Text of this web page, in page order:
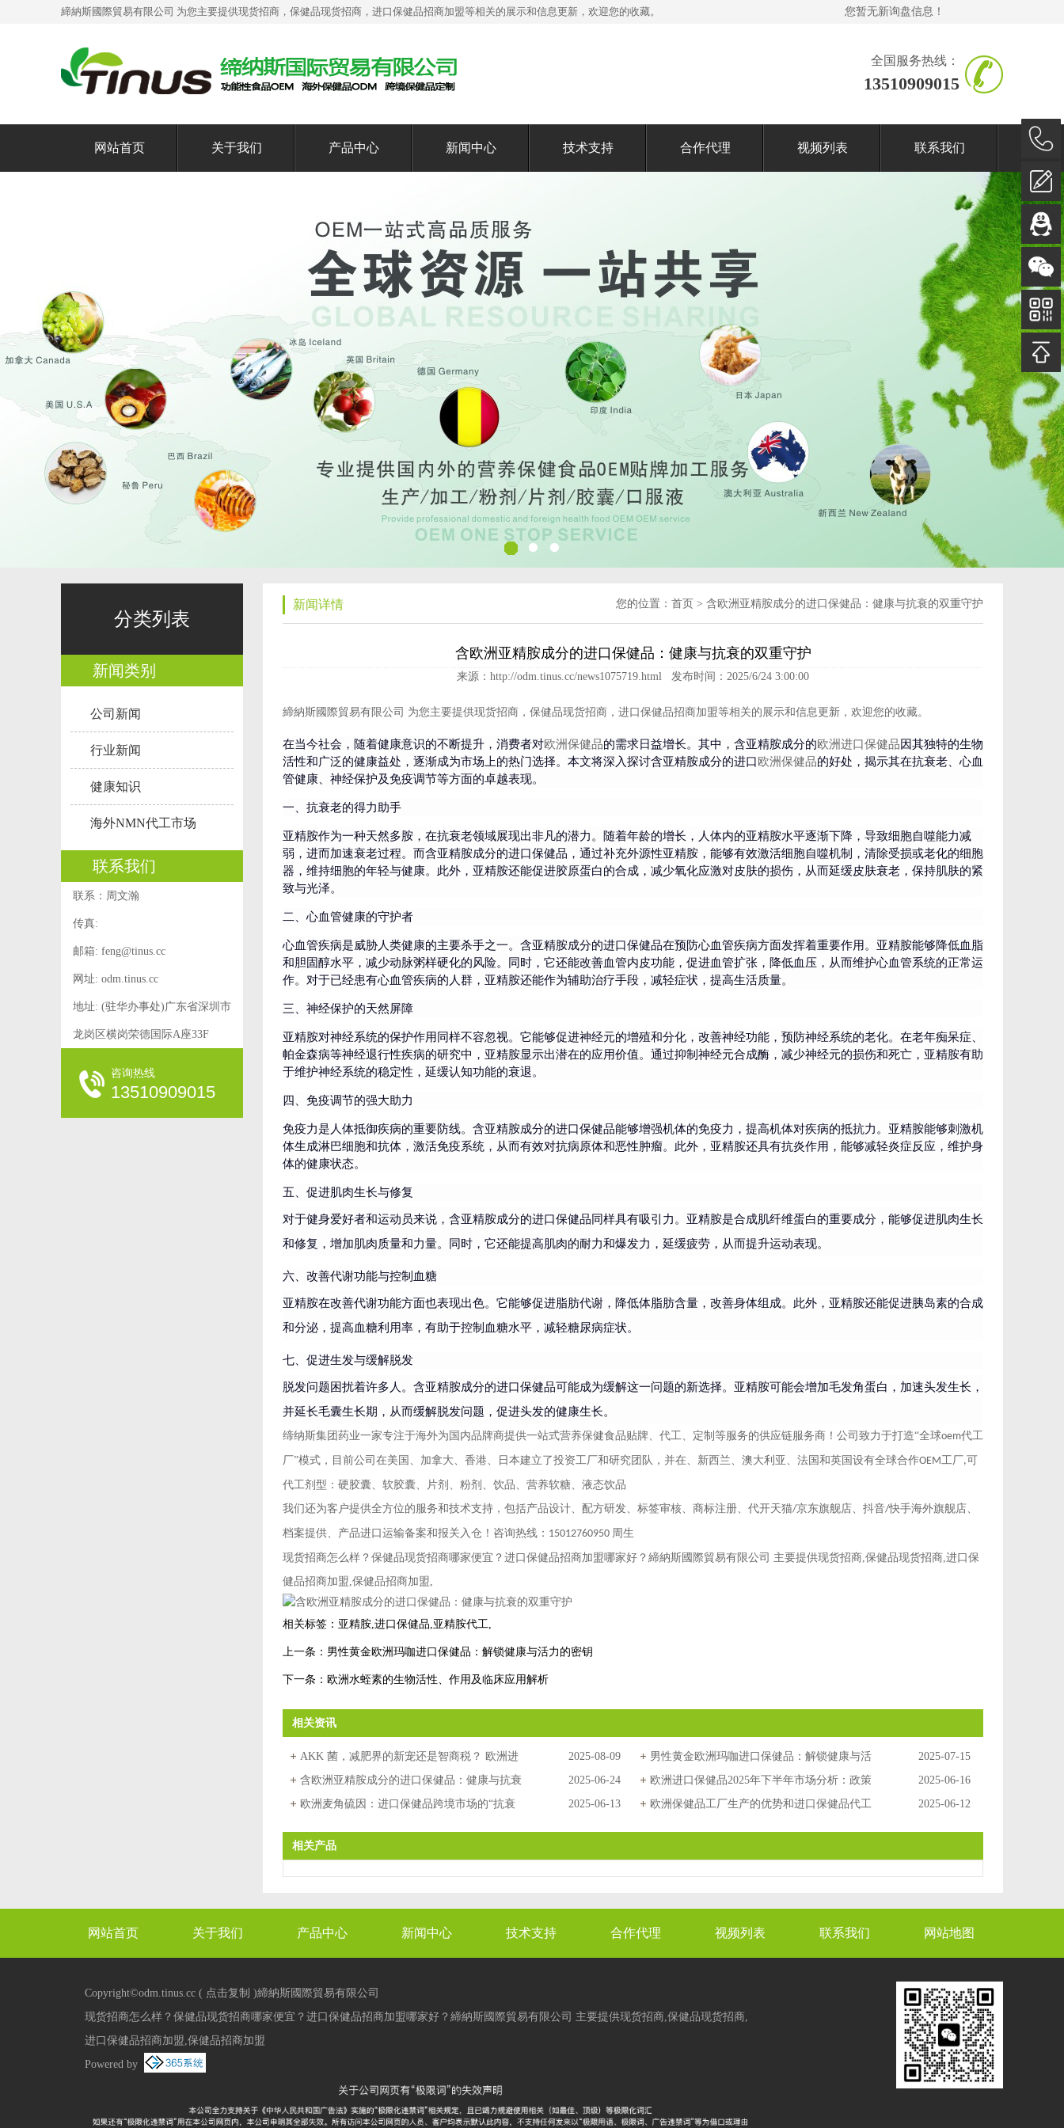
締納斯國際貿易有限公司 为您主要提供现货招商 ，保健品现货招商，进口保健品招商加盟等相关的展示和信息更新，欢迎您的收藏。 您暂无新询盘信息！
全国服务热线：
13510909015
网站首页 关于我们 产品中心 新闻中心 技术支持 合作代理 视频列表 联系我们
分类列表
新闻类别
公司新闻
行业新闻
健康知识
海外NMN代工市场
联系我们
联系：周文瀚
传真:
邮箱: feng@tinus.cc
网址: odm.tinus.cc
地址: (驻华办事处)广东省深圳市
龙岗区横岗荣德国际A座33F
咨询热线
13510909015
新闻详情 您的位置： 首页 > 含欧洲亚精胺成分的进口保健品：健康与抗衰的双重守护
含欧洲亚精胺成分的进口保健品：健康与抗衰的双重守护
来源：http://odm.tinus.cc/news1075719.html 发布时间：2025/6/24 3:00:00
締納斯國際貿易有限公司 为您主要提供现货招商 ，保健品现货招商，进口保健品招商加盟等相关的展示和信息更新，欢迎您的收藏。
在当今社会，随着健康意识的不断提升，消费者对欧洲保健品的需求日益增长。其中，含亚精胺成分的欧洲进口保健品因其独特的生物
活性和广泛的健康益处，逐渐成为市场上的热门选择。本文将深入探讨含亚精胺成分的进口 欧洲保健品的好处，揭示其在抗衰老、心血
管健康、神经保护及免疫调节等方面的卓越表现。
一、抗衰老的得力助手
亚精胺作为一种天然多胺，在抗衰老领域展现出非凡的潜力。随着年龄的增长，人体内的亚精胺水平逐渐下降，导致细胞自噬能力减
弱，进而加速衰老过程。而含亚精胺成分的进口保健品，通过补充外源性亚精胺，能够有效激活细胞自噬机制，清除受损或老化的细胞
器，维持细胞的年轻与健康。此外，亚精胺还能促进胶原蛋白的合成，减少氧化应激对皮肤的损伤，从而延缓皮肤衰老，保持肌肤的紧
致与光泽。
二、心血管健康的守护者
心血管疾病是威胁人类健康的主要杀手之一。含亚精胺成分的进口保健品在预防心血管疾病方面发挥着重要作用。亚精胺能够降低血脂
和胆固醇水平，减少动脉粥样硬化的风险。同时，它还能改善血管内皮功能，促进血管扩张，降低血压，从而维护心血管系统的正常运
作。对于已经患有心血管疾病的人群，亚精胺还能作为辅助治疗手段，减轻症状，提高生活质量。
三、神经保护的天然屏障
亚精胺对神经系统的保护作用同样不容忽视。它能够促进神经元的增殖和分化，改善神经功能，预防神经系统的老化。在老年痴呆症、
帕金森病等神经退行性疾病的研究中，亚精胺显示出潜在的应用价值。通过抑制神经元合成酶，减少神经元的损伤和死亡，亚精胺有助
于维护神经系统的稳定性，延缓认知功能的衰退。
四、免疫调节的强大助力
免疫力是人体抵御疾病的重要防线。含亚精胺成分的进口保健品能够增强机体的免疫力，提高机体对疾病的抵抗力。亚精胺能够刺激机
体生成淋巴细胞和抗体，激活免疫系统，从而有效对抗病原体和恶性肿瘤。此外，亚精胺还具有抗炎作用，能够减轻炎症反应，维护身
体的健康状态。
五、促进肌肉生长与修复
对于健身爱好者和运动员来说，含亚精胺成分的进口保健品同样具有吸引力。亚精胺是合成肌纤维蛋白的重要成分，能够促进肌肉生长
和修复，增加肌肉质量和力量。同时，它还能提高肌肉的耐力和爆发力，延缓疲劳，从而提升运动表现。
六、改善代谢功能与控制血糖
亚精胺在改善代谢功能方面也表现出色。它能够促进脂肪代谢，降低体脂肪含量，改善身体组成。此外，亚精胺还能促进胰岛素的合成
和分泌，提高血糖利用率，有助于控制血糖水平，减轻糖尿病症状。
七、促进生发与缓解脱发
脱发问题困扰着许多人。含亚精胺成分的进口保健品可能成为缓解这一问题的新选择。亚精胺可能会增加毛发角蛋白，加速头发生长，
并延长毛囊生长期，从而缓解脱发问题，促进头发的健康生长。
缔纳斯集团药业一家专注于海外为国内品牌商提供一站式营养保健食品贴牌、代工、定制等服务的供应链服务商！公司致力于打造“全球oem代工
厂”模式，目前公司在美国、加拿大、香港、日本建立了投资工厂和研究团队，并在、新西兰、澳大利亚、法国和英国设有全球合作OEM工厂,可
代工剂型：硬胶囊、软胶囊、片剂、粉剂、饮品、营养软糖、液态饮品
我们还为客户提供全方位的服务和技术支持，包括产品设计、配方研发、标签审核、商标注册、代开天猫/京东旗舰店、抖音/快手海外旗舰店、
档案提供、产品进口运输备案和报关入仓！咨询热线： 15012760950 周生
现货招商怎么样？保健品现货招商哪家便宜？进口保健品招商加盟哪家好？締納斯國際貿易有限公司 主要提供现货招商,保健品现货招商,进口保
健品招商加盟,保健品招商加盟,
相关标签： 亚精胺,进口保健品,亚精胺代工,
上一条： 男性黄金欧洲玛咖进口保健品：解锁健康与活力的密钥
下一条： 欧洲水蛭素的生物活性、作用及临床应用解析
相关资讯
AKK 菌，减肥界的新宠还是智商税？ 欧洲进
口保健品代工厂为您解答
2025-08-09
男性黄金欧洲玛咖进口保健品：解锁健康与活
力的密钥
2025-07-15
含欧洲亚精胺成分的进口保健品：健康与抗衰
的双重守护
2025-06-24
欧洲进口保健品2025年下半年市场分析：政策
驱动与消费升级下的新机遇
2025-06-16
欧洲麦角硫因：进口保健品跨境市场的“抗衰
2025-06-13
欧洲保健品工厂生产的优势和进口保健品代工
2025-06-12
相关产品
网站首页 关于我们 产品中心 新闻中心 技术支持 合作代理 视频列表 联系我们 网站地图
Copyright©odm.tinus.cc ( 点击复制 )締納斯國際貿易有限公司
现货招商怎么样？保健品现货招商哪家便宜？进口保健品招商加盟哪家好？締納斯國際貿易有限公司 主要提供现货招商,保健品现货招商,
进口保健品招商加盟,保健品招商加盟
Powered by